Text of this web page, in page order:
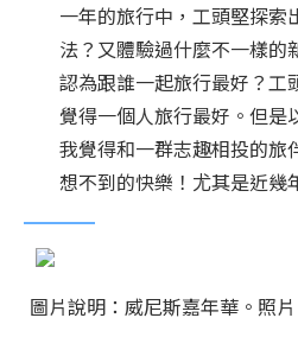
一年的旅行中，工頭堅探索
法？又體驗過什麼不一樣的
認為跟誰一起旅行最好？工
覺得一個人旅行最好。但是
我覺得和一群志趣相投的旅
想不到的快樂！尤其是近幾
圖片說明：威尼斯嘉年華。照